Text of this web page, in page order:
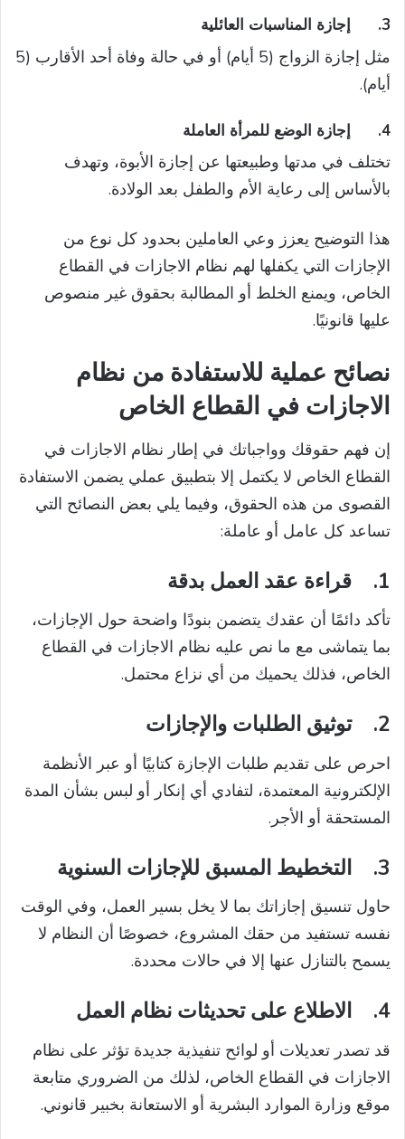
3. إجازة المناسبات العائلية
مثل إجازة الزواج (5 أيام) أو في حالة وفاة أحد الأقارب (5
أيام).
4. إجازة الوضع للمرأة العاملة
تختلف في مدتها وطبيعتها عن إجازة الأبوة، وتهدف
بالأساس إلى رعاية الأم والطفل بعد الولادة.
هذا التوضيح يعزز وعي العاملين بحدود كل نوع من
الإجازات التي يكفلها لهم نظام الاجازات في القطاع
الخاص، ويمنع الخلط أو المطالبة بحقوق غير منصوص
عليها قانونيًا.
نصائح عملية للاستفادة من نظام
الاجازات في القطاع الخاص
إن فهم حقوقك وواجباتك في إطار نظام الاجازات في
القطاع الخاص لا يكتمل إلا بتطبيق عملي يضمن الاستفادة
القصوى من هذه الحقوق، وفيما يلي بعض النصائح التي
تساعد كل عامل أو عاملة:
1. قراءة عقد العمل بدقة
تأكد دائمًا أن عقدك يتضمن بنودًا واضحة حول الإجازات،
بما يتماشى مع ما نص عليه نظام الاجازات في القطاع
الخاص، فذلك يحميك من أي نزاع محتمل.
2. توثيق الطلبات والإجازات
احرص على تقديم طلبات الإجازة كتابيًا أو عبر الأنظمة
الإلكترونية المعتمدة، لتفادي أي إنكار أو لبس بشأن المدة
المستحقة أو الأجر.
3. التخطيط المسبق للإجازات السنوية
حاول تنسيق إجازاتك بما لا يخل بسير العمل، وفي الوقت
نفسه تستفيد من حقك المشروع، خصوصًا أن النظام لا
يسمح بالتنازل عنها إلا في حالات محددة.
4. الاطلاع على تحديثات نظام العمل
قد تصدر تعديلات أو لوائح تنفيذية جديدة تؤثر على نظام
الاجازات في القطاع الخاص، لذلك من الضروري متابعة
موقع وزارة الموارد البشرية أو الاستعانة بخبير قانوني.